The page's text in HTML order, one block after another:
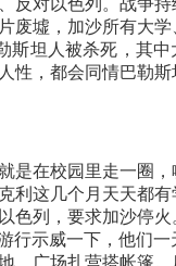
反对以色列。战争
废墟，加沙所有大
斯坦人被杀死，其
性，都会同情巴勒
是在校园里走一圈
利这几个月天天都
色列，要求加沙停
行示威一下，他们
、广场扎营搭帐篷